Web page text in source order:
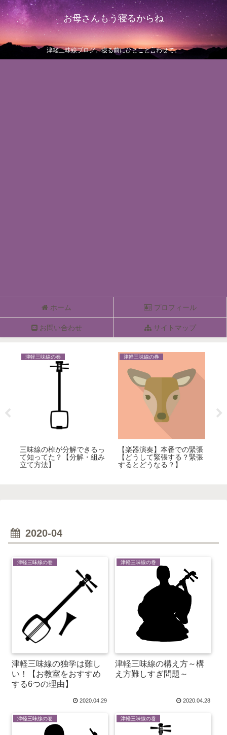
お母さんもう寝るからね
津軽三味線ブログ。寝る前にひとこと言わせて。
ホーム プロフィール
お問い合わせ サイトマップ
津軽三味線の巻
三味線の棹が分解できるっ
て知ってた？【分解・組み
立て方法】
津軽三味線の巻
【楽器演奏】本番での緊張
【どうして緊張する？緊張
するとどうなる？】
2020-04
津軽三味線の巻
津軽三味線の独学は難し
い！【お教室をおすすめ
する6つの理由】
2020.04.29
津軽三味線の巻
津軽三味線の構え方～構
え方難しすぎ問題～
2020.04.28
津軽三味線の巻 津軽三味線の巻